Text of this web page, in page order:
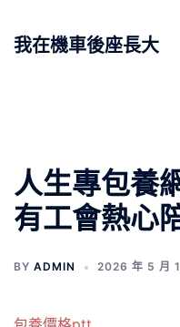
我在機車後座長大
人生專包養
有工會熱心
BY ADMIN 2026 年 5 月